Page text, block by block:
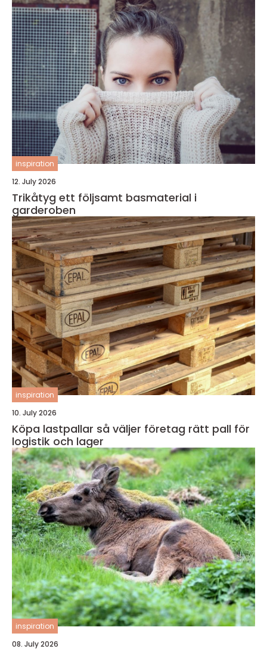
inspiration
12. July 2026
Trikåtyg ett följsamt basmaterial i
garderoben
inspiration
10. July 2026
Köpa lastpallar så väljer företag rätt pall för
logistik och lager
inspiration
08. July 2026